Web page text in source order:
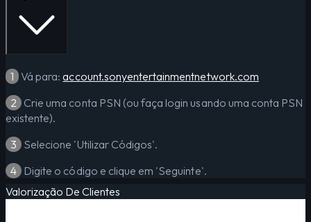
1 Vá para:account.sonyentertainmentnetwork.com
2 Crie uma conta PSN (ou faça login usando uma conta PSN
existente).
3 Selecione 'Utilizar Códigos'.
4 Digite o código e clique em 'Seguinte'.
Valorização De Clientes